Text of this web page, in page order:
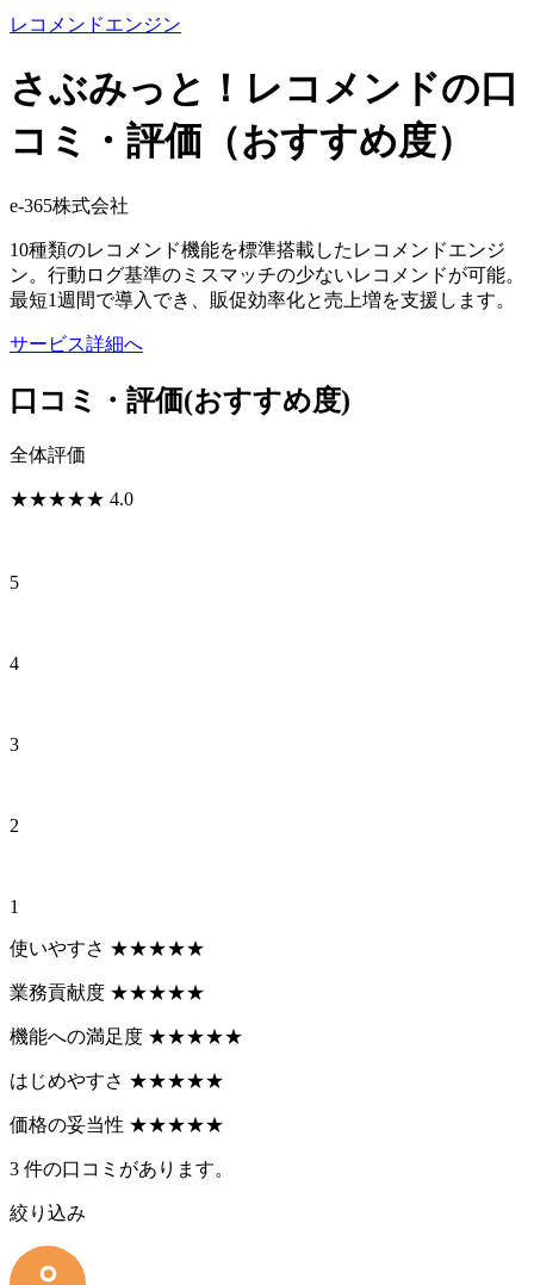
レコメンドエンジン
さぶみっと！レコメンドの口
コミ・評価（おすすめ度）
e-365株式会社
10種類のレコメンド機能を標準搭載したレコメンドエンジ
ン。行動ログ基準のミスマッチの少ないレコメンドが可能。
最短1週間で導入でき、販促効率化と売上増を支援します。
サービス詳細へ
口コミ・評価(おすすめ度)
全体評価
★★★★★ 4.0
5
4
3
2
1
使いやすさ ★★★★★
業務貢献度 ★★★★★
機能への満足度 ★★★★★
はじめやすさ ★★★★★
価格の妥当性 ★★★★★
3 件の口コミがあります。
絞り込み